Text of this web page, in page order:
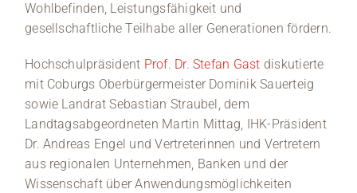
Wohlbefinden, Leistungsfähigkeit und
gesellschaftliche Teilhabe aller Generationen fördern.
Hochschulpräsident Prof. Dr. Stefan Gast diskutierte
mit Coburgs Oberbürgermeister Dominik Sauerteig
sowie Landrat Sebastian Straubel, dem
Landtagsabgeordneten Martin Mittag, IHK-Präsident
Dr. Andreas Engel und Vertreterinnen und Vertretern
aus regionalen Unternehmen, Banken und der
Wissenschaft über Anwendungsmöglichkeiten